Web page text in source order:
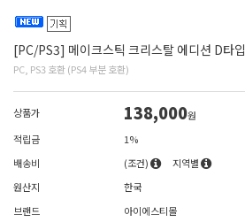
[PC/PS3] 메이크스틱 크리스탈 에디션 D타입
PC, PS3 호환 (PS4 부분 호환)
상품가 138,000원
적립금
1%
배송비
(조건)
지역별
원산지
한국
브랜드
아이에스티몰